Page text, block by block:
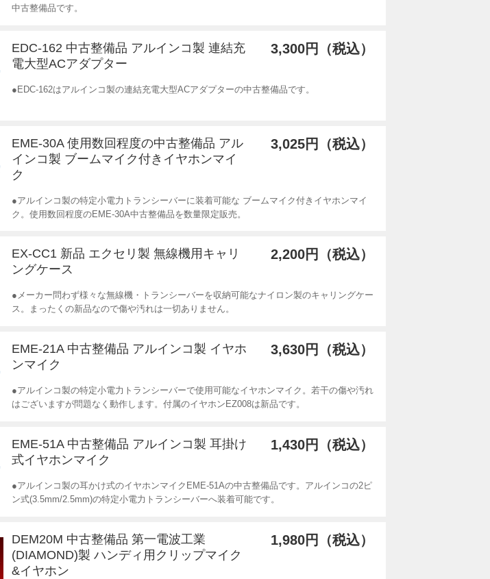
中古整備品です。
EDC-162 中古整備品 アルインコ製 連結充
電大型ACアダプター
3,300円（税込）
●EDC-162はアルインコ製の連結充電大型ACアダプターの中古整備品です。
EME-30A 使用数回程度の中古整備品 アル
インコ製 ブームマイク付きイヤホンマイ
ク
3,025円（税込）
●アルインコ製の特定小電力トランシーバーに装着可能な ブームマイク付きイヤホンマイ
ク。使用数回程度のEME-30A中古整備品を数量限定販売。
EX-CC1 新品 エクセリ製 無線機用キャリ
ングケース
2,200円（税込）
●メーカー問わず様々な無線機・トランシーバーを収納可能なナイロン製のキャリングケー
ス。まったくの新品なので傷や汚れは一切ありません。
EME-21A 中古整備品 アルインコ製 イヤホ
ンマイク
3,630円（税込）
●アルインコ製の特定小電力トランシーバーで使用可能なイヤホンマイク。若干の傷や汚れ
はございますが問題なく動作します。付属のイヤホンEZ008は新品です。
EME-51A 中古整備品 アルインコ製 耳掛け
式イヤホンマイク
1,430円（税込）
●アルインコ製の耳かけ式のイヤホンマイクEME-51Aの中古整備品です。アルインコの2ピ
ン式(3.5mm/2.5mm)の特定小電力トランシーバーへ装着可能です。
DEM20M 中古整備品 第一電波工業
(DIAMOND)製 ハンディ用クリップマイク
&イヤホン
1,980円（税込）